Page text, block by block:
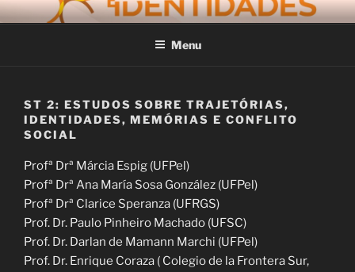
Pular
paraV ENCONTRO
INTERNACIONAL
– VERSÃO ONLINE
Universidade Federal de Pelotas
Menu
ST 2: ESTUDOS SOBRE TRAJETÓRIAS,
IDENTIDADES, MEMÓRIAS E CONFLITO
SOCIAL
Profª Drª Márcia Espig (UFPel)
Profª Drª Ana María Sosa González (UFPel)
Profª Drª Clarice Speranza (UFRGS)
Prof. Dr. Paulo Pinheiro Machado (UFSC)
Prof. Dr. Darlan de Mamann Marchi (UFPel)
Prof. Dr. Enrique Coraza ( Colegio de la Frontera Sur,